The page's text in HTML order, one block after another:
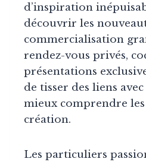
d’inspiration
découvrir les
commercialisation
rendez-vous privés,
présentations
de tisser des liens
mieux comprendre les
création.
Les particuliers